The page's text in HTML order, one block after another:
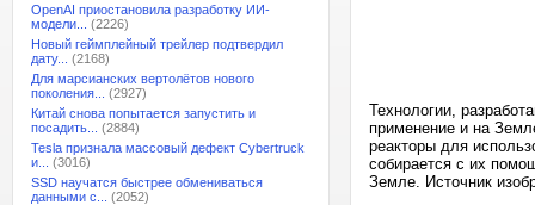
OpenAI приостановила разработку ИИ-
модели...
(2226)
Новый геймплейный трейлер подтвердил
дату...
(2168)
Для марсианских вертолётов нового
поколения...
(2927)
Китай снова попытается запустить и
посадить...
(2884)
Tesla признала массовый дефект Cybertruck
и...
(3016)
SSD научатся быстрее обмениваться
данными с...
(2052)
Технологии,
применение и на
реакторы для
собирается с их
Земле. Источник